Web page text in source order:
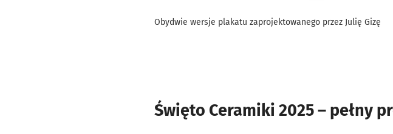
Obydwie wersje plakatu zaprojektowanego przez Julię Gizę
Święto Ceramiki 2025 – pełny